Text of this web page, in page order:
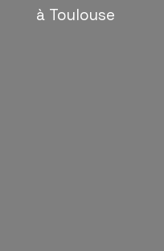
à Toulouse